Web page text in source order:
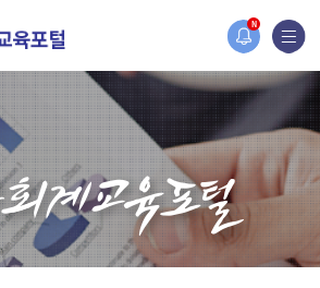
N
계 전문교육 사전수요조사 안내
년도 국가회계 전문교육 사전수요조사 안내